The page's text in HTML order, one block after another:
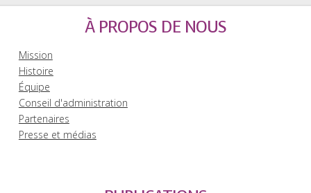
À PROPOS DE NOUS
Mission
Histoire
Équipe
Conseil d'administration
Partenaires
Presse et médias